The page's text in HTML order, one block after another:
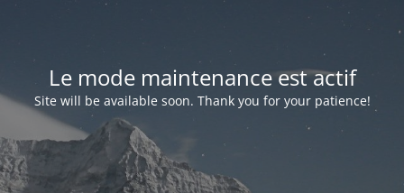
Le mode maintenance est actif
Site will be available soon. Thank you for your patience!